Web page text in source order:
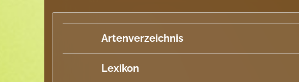
Artenverzeichnis
Lexikon